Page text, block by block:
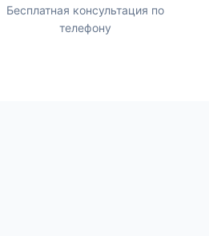
Бесплатная консультация по
телефону